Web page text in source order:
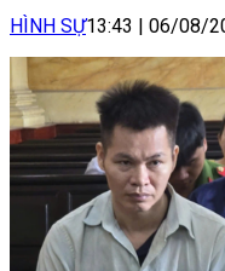
HÌNH SỰ13:43 | 06/08/